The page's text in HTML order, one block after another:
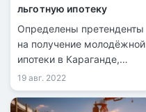
льготную ипотеку
Определены претенденты
на получение молодёжной
ипотеки в Караганде,
передает
информационная служба
kn.kz со ссылкой на
19 авг. 2022